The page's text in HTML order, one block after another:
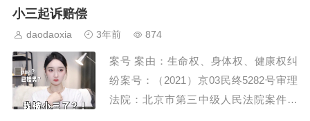
家庭编的解释（一）》第七十八条规定：
夫妻一方婚前签...
小三起诉赔偿
daodaoxia 3年前 874
案号 案由：生命权、身体权、健康权纠
纷案号：（2021）京03民终5282号审理
法院：北京市第三中级人民法院案件类